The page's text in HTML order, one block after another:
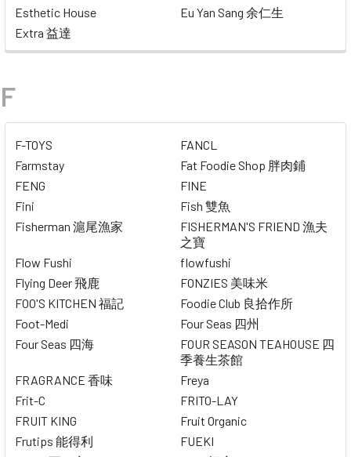
Esthetic House
Eu Yan Sang 余仁生
Extra 益達
F
F-TOYS
FANCL
Farmstay
Fat Foodie Shop 胖肉鋪
FENG
FINE
Fini
Fish 雙魚
Fisherman 滬尾漁家
FISHERMAN'S FRIEND 漁夫
之寶
Flow Fushi
flowfushi
Flying Deer 飛鹿
FONZIES 美味米
FOO'S KITCHEN 福記
Foodie Club 良拾作所
Foot-Medi
Four Seas 四州
Four Seas 四海
FOUR SEASON TEAHOUSE 四
季養生茶館
FRAGRANCE 香味
Freya
Frit-C
FRITO-LAY
FRUIT KING
Fruit Organic
Frutips 能得利
FUEKI